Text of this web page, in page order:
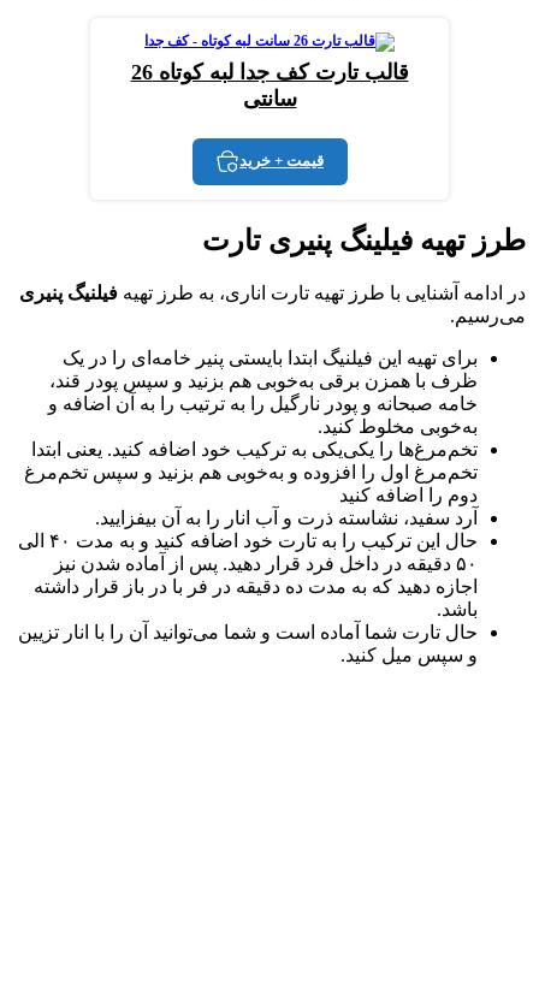
قالب تارت کف جدا لبه کوتاه 26
سانتی
قیمت + خرید
طرز تهیه فیلینگ پنیری تارت
در ادامه آشنایی با طرز تهیه تارت اناری، به طرز تهیه فیلنیگ پنیری
می‌رسیم.
برای تهیه این فیلنیگ ابتدا بایستی پنیر خامه‌ای را در یک
ظرف با همزن برقی به‌خوبی هم بزنید و سپس پودر قند،
خامه صبحانه و پودر نارگیل را به ترتیب را به آن اضافه و
به‌خوبی مخلوط کنید.
تخم‌مرغ‌ها را یکی‌یکی به ترکیب خود اضافه کنید. یعنی ابتدا
تخم‌مرغ اول را افزوده و به‌خوبی هم بزنید و سپس تخم‌مرغ
دوم را اضافه کنید
آرد سفید، نشاسته ذرت و آب انار را به آن بیفزایید.
حال این ترکیب را به تارت خود اضافه کنید و به مدت ۴۰ الی
۵۰ دقیقه در داخل فرد قرار دهید. پس از آماده شدن نیز
اجازه دهید که به مدت ده دقیقه در فر با در باز قرار داشته
باشد.
حال تارت شما آماده است و شما می‌توانید آن را با انار تزیین
و سپس میل کنید.